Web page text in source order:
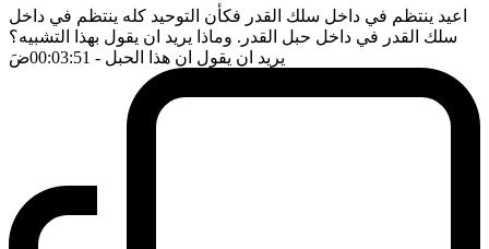
اعيد ينتظم في داخل سلك القدر فكأن التوحيد كله ينتظم في داخل
سلك القدر في داخل حبل القدر. وماذا يريد ان يقول بهذا التشبيه؟
يريد ان يقول ان هذا الحبل - 00:03:51 ضَ